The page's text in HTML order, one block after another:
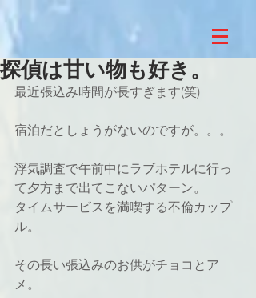
探偵は甘い物も好き。
最近張込み時間が長すぎます(笑)
宿泊だとしょうがないのですが。。。
浮気調査で午前中にラブホテルに行っ
て夕方まで出てこないパターン。
タイムサービスを満喫する不倫カップ
ル。
その長い張込みのお供がチョコとア
メ。